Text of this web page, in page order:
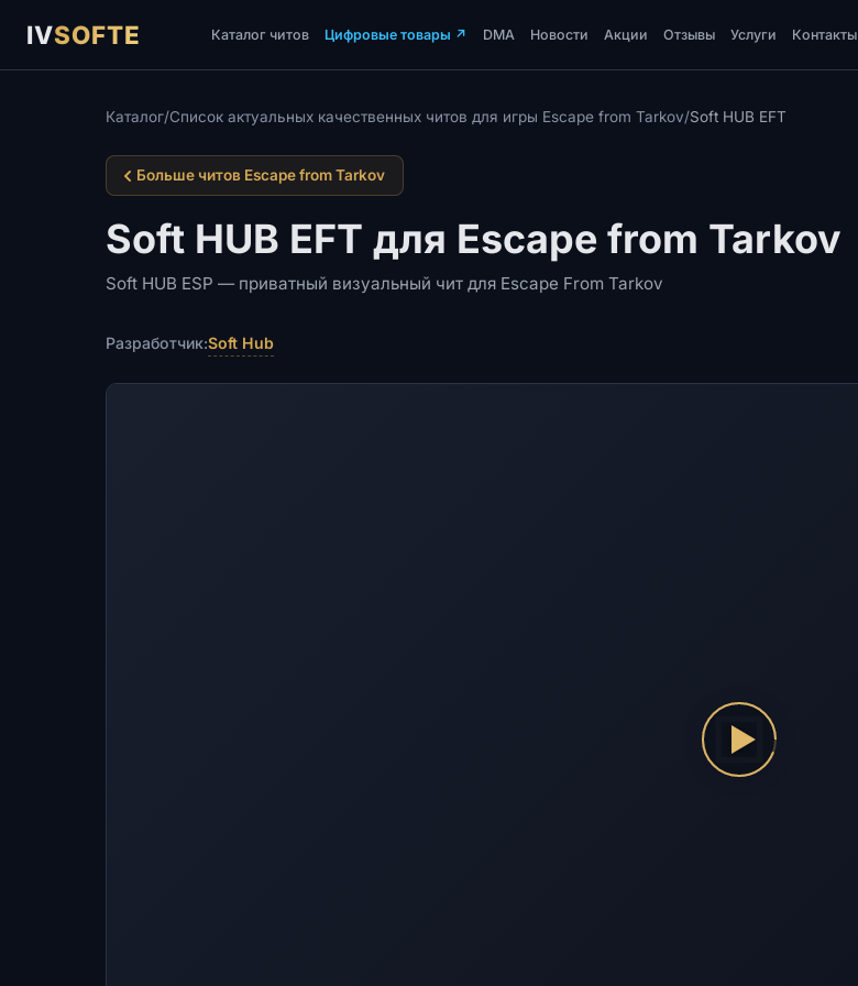
IVSOFTE Каталог читов Цифровые товары ↗ DMA Новости Акции Отзывы Услуги Контакты
Каталог/Список актуальных качественных читов для игры Escape from Tarkov/Soft HUB EFT
Больше читов Escape from Tarkov
Soft HUB EFT для Escape from Tarkov
Soft HUB ESP — приватный визуальный чит для Escape From Tarkov
Разработчик:Soft Hub